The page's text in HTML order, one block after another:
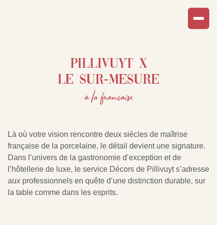
pillivuyt x
le sur-mesure
à la française
Là où votre vision rencontre deux siècles de maîtrise
française de la porcelaine, le détail devient une signature.
Dans l’univers de la gastronomie d’exception et de
l’hôtellerie de luxe, le service Décors de Pillivuyt s’adresse
aux professionnels en quête d’une distinction durable, sur
la table comme dans les esprits.